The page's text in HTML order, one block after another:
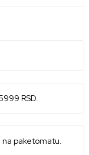
RSD.
paketomatu.